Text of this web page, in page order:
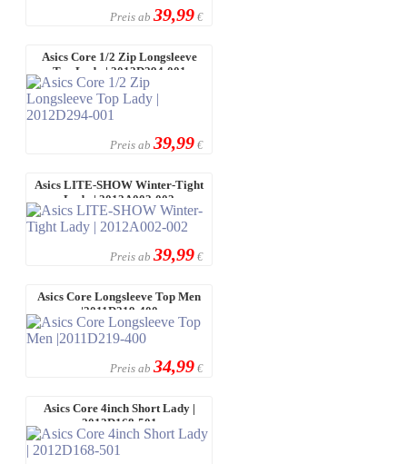
Preis ab 39,99 €
Asics Core 1/2 Zip Longsleeve
Top Lady | 2012D294-001
Preis ab 39,99 €
Asics LITE-SHOW Winter-Tight
Lady | 2012A002-002
Preis ab 39,99 €
Asics Core Longsleeve Top Men
|2011D219-400
Preis ab 34,99 €
Asics Core 4inch Short Lady |
2012D168-501